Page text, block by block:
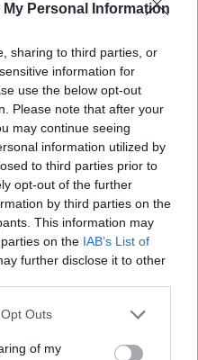
My Personal Information
sharing to third parties, or
information for
use the below opt-out
Please note that after your
may continue seeing
information utilized by
to third parties prior to
opt-out of the further
by third parties on the
This information may
on the IAB’s List of
further disclose it to other
Outs
of my
alapján úgy
körül összpontosul az
az oroszok nagy erőkkel
települést; jelenleg az
áttörni, azzal a
útvonalakat. Pár
elő az Avgyijivka
hírarchívumához